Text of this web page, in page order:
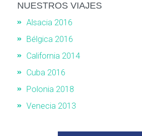
NUESTROS VIAJES
Alsacia 2016
Bélgica 2016
California 2014
Cuba 2016
Polonia 2018
Venecia 2013